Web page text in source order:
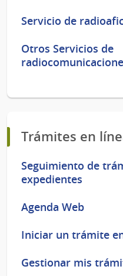
Servicio de
Otros Servicios de
Trámites en
Seguimiento de
expedientes
Agenda Web
Iniciar un trámite
Gestionar mis